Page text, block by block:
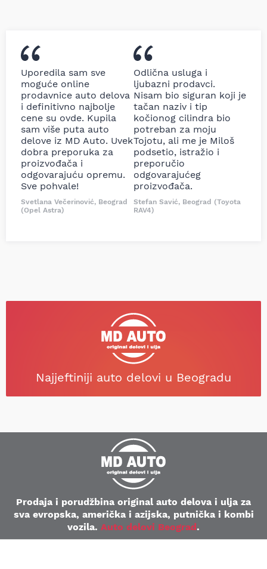
Uporedila sam sve
moguće online
prodavnice auto delova
i definitivno najbolje
cene su ovde. Kupila
sam više puta auto
delove iz MD Auto. Uvek
dobra preporuka za
proizvođača i
odgovarajuću opremu.
Sve pohvale!
Svetlana Večerinović, Beograd
(Opel Astra)
Odlična usluga i
ljubazni prodavci.
Nisam bio siguran koji je
tačan naziv i tip
kočionog cilindra bio
potreban za moju
Tojotu, ali me je Miloš
podsetio, istražio i
preporučio
odgovarajućeg
proizvođača.
Stefan Savić, Beograd (Toyota
RAV4)
Najjeftiniji auto delovi u Beogradu
Prodaja i porudžbina original auto delova i ulja za
sva evropska, američka i azijska, putnička i kombi
vozila. Auto delovi Beograd.